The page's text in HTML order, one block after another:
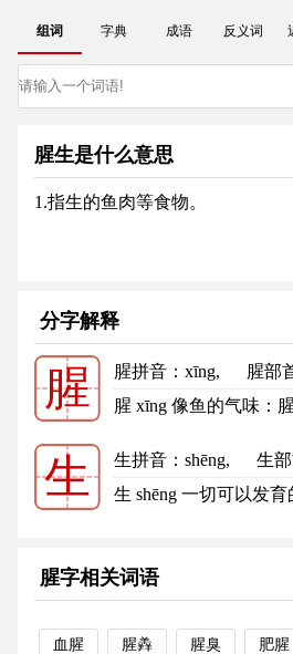
组词 字典 成语 反义词
腥生是什么意思
1.指生的鱼肉等食物。
分字解释
腥 腥拼音 ：xīng, 腥部
13
腥的笔顺
腥 xīng 像鱼的气味：
生 生拼音 ：shēng, 生
5
生的笔顺
生 shēng 一切可以发
腥字相关词语
血腥 腥羴 腥臭 肥腥